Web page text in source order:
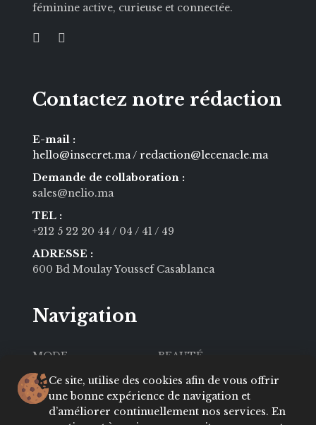
Ce site, utilise des cookies afin de vous offrir
une bonne expérience de navigation et
d’améliorer continuellement nos services. En
féminine active, curieuse et connectée.
Contactez notre rédaction
E-mail :
hello@insecret.ma / redaction@lecenacle.ma
Demande de collaboration :
sales@nelio.ma
TEL :
+212 5 22 20 44 / 04 / 41 / 49
ADRESSE :
600 Bd Moulay Youssef Casablanca
Navigation
MODE
BEAUTÉ
SOCIÉTÉ
CULTURE
VIE PRIVÉE
LIFESTYLE